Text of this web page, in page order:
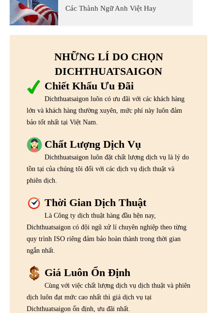
Các Thành Ngữ Anh Việt Hay
NHỮNG LÍ DO CHỌN
DICHTHUATSAIGON
Chiết Khấu Ưu Đãi
Dichthuatsaigon luôn có ưu đãi với các khách hàng
lớn và khách hàng thường xuyên, mức phí này luôn đảm
bảo tốt nhất tại Việt Nam.
Chất Lượng Dịch Vụ
Dichthuatsaigon luôn đặt chất lượng dịch vụ là lý do
tồn tại của chúng tôi đối với các dịch vụ dịch thuật và
phiên dịch.
Thời Gian Dịch Thuật
Là Công ty dịch thuật hàng đầu hện nay,
Dichthuatsaigon có đội ngũ xử lí chuyên nghiệp theo từng
quy trình ISO riêng đảm bảo hoàn thành trong thời gian
ngắn nhất.
Giá Luôn Ổn Định
Cùng với việc chất lượng dịch vụ dịch thuật và phiên
dịch luôn đạt mức cao nhất thì giá dịch vụ tại
Dichthuatsaigon ổn định, ưu đãi nhất.